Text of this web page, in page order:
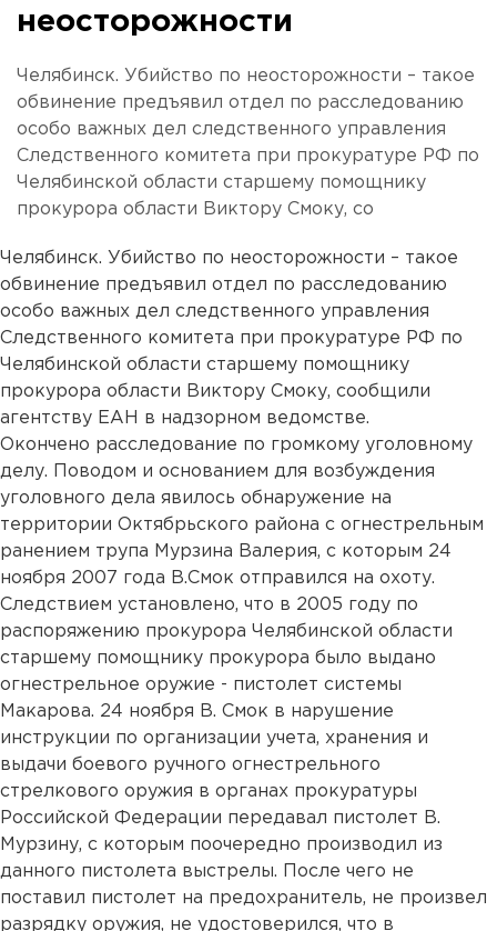
неосторожности
Челябинск. Убийство по неосторожности – такое
обвинение предъявил отдел по расследованию
особо важных дел следственного управления
Следственного комитета при прокуратуре РФ по
Челябинской области старшему помощнику
прокурора области Виктору Смоку, со
Челябинск. Убийство по неосторожности – такое
обвинение предъявил отдел по расследованию
особо важных дел следственного управления
Следственного комитета при прокуратуре РФ по
Челябинской области старшему помощнику
прокурора области Виктору Смоку, сообщили
агентству ЕАН в надзорном ведомстве.
Окончено расследование по громкому уголовному
делу. Поводом и основанием для возбуждения
уголовного дела явилось обнаружение на
территории Октябрьского района с огнестрельным
ранением трупа Мурзина Валерия, с которым 24
ноября 2007 года В.Смок отправился на охоту.
Следствием установлено, что в 2005 году по
распоряжению прокурора Челябинской области
старшему помощнику прокурора было выдано
огнестрельное оружие - пистолет системы
Макарова. 24 ноября В. Смок в нарушение
инструкции по организации учета, хранения и
выдачи боевого ручного огнестрельного
стрелкового оружия в органах прокуратуры
Российской Федерации передавал пистолет В.
Мурзину, с которым поочередно производил из
данного пистолета выстрелы. После чего не
поставил пистолет на предохранитель, не произвел
разрядку оружия, не удостоверился, что в